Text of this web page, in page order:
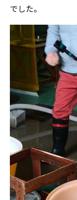
でした。